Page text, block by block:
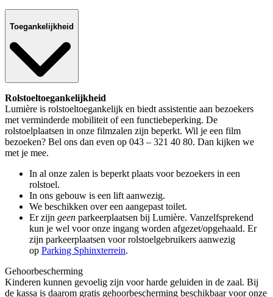
Toegankelijkheid
Rolstoeltoegankelijkheid
Lumière is rolstoeltoegankelijk en biedt assistentie aan bezoekers
met verminderde mobiliteit of een functiebeperking. De
rolstoelplaatsen in onze filmzalen zijn beperkt. Wil je een film
bezoeken? Bel ons dan even op 043 – 321 40 80. Dan kijken we
met je mee.
In al onze zalen is beperkt plaats voor bezoekers in een
rolstoel.
In ons gebouw is een lift aanwezig.
We beschikken over een aangepast toilet.
Er zijn geen parkeerplaatsen bij Lumière. Vanzelfsprekend
kun je wel voor onze ingang worden afgezet/opgehaald. Er
zijn parkeerplaatsen voor rolstoelgebruikers aanwezig
op Parking Sphinxterrein.
Gehoorbescherming
Kinderen kunnen gevoelig zijn voor harde geluiden in de zaal. Bij
de kassa is daarom gratis gehoorbescherming beschikbaar voor onze